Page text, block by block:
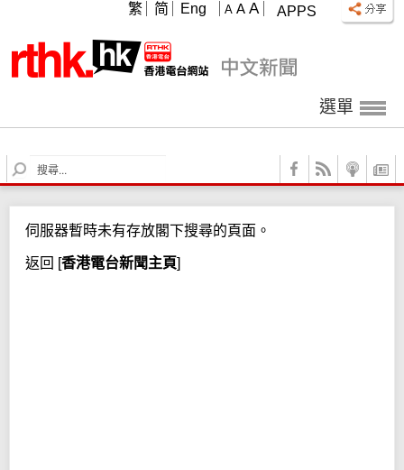
APPS
A A A
繁 简 Eng
選單
S
e
c
h
伺服器暫時未有存放閣下搜尋的頁面。
返回 [香港電台新聞主頁]